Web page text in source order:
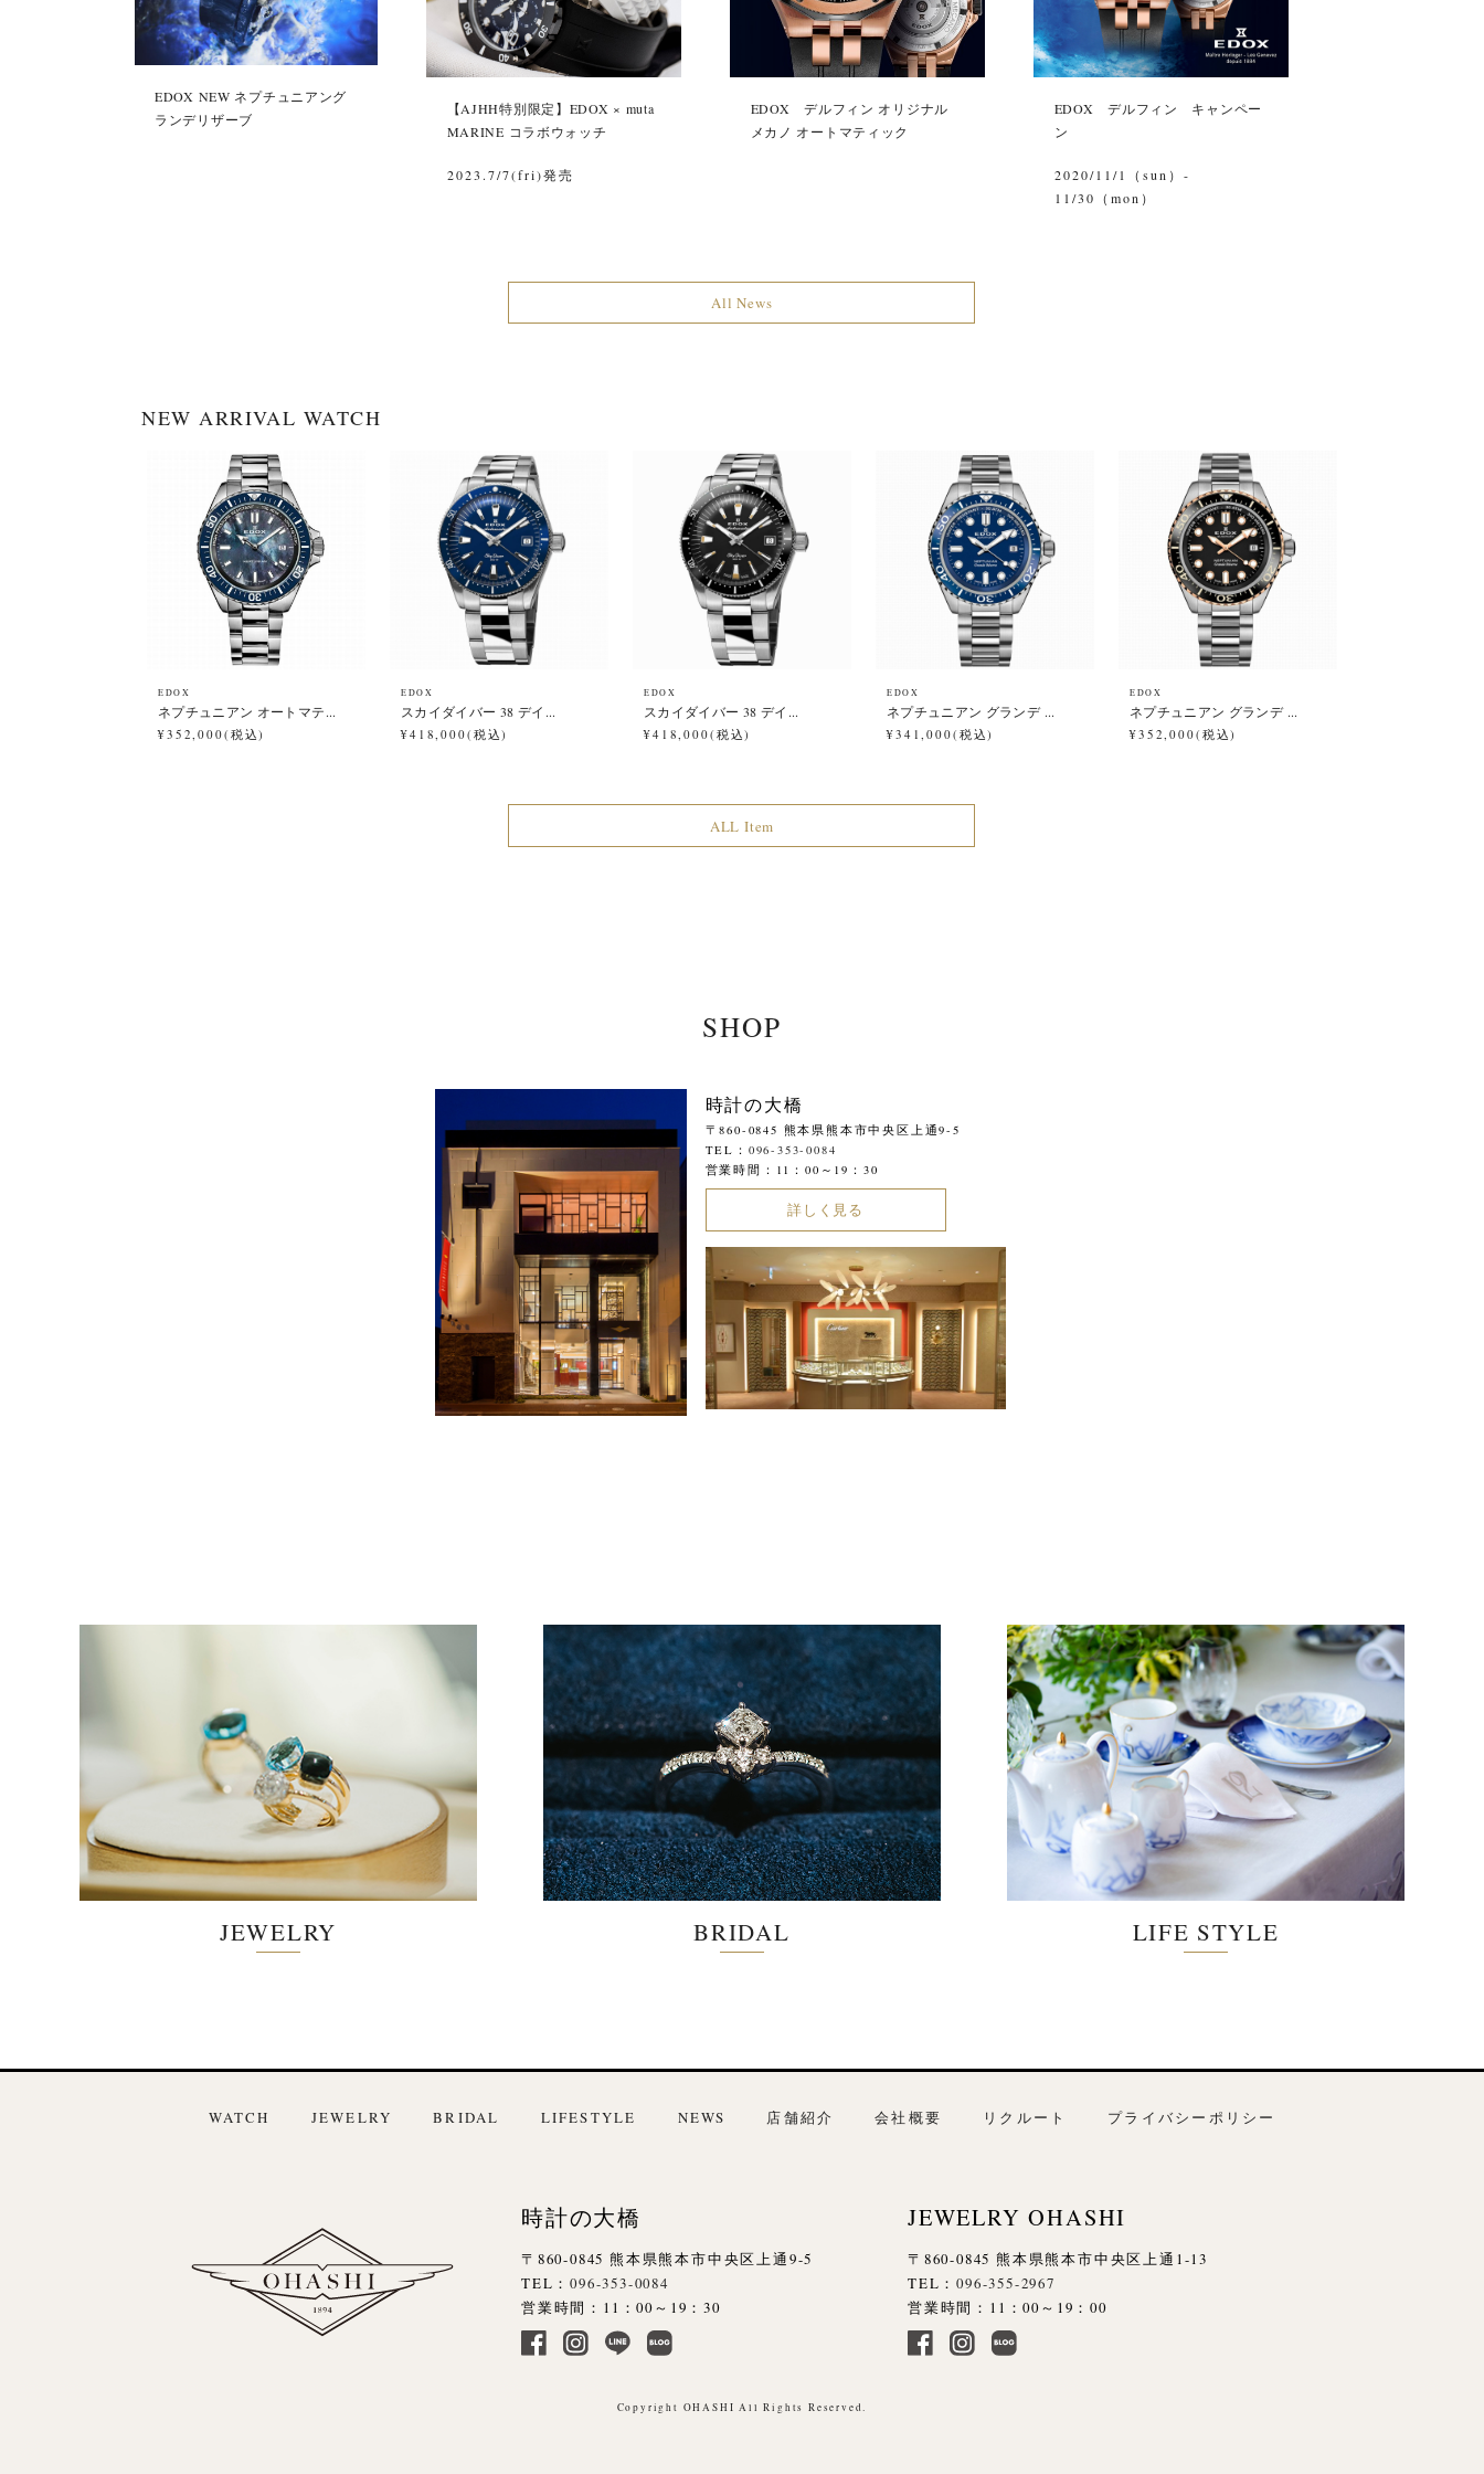
EDOX NEW ネプチュニアング
ランデリザーブ
【AJHH特別限定】EDOX × muta
MARINE コラボウォッチ
2023.7/7(fri)発売
EDOX デルフィン オリジナル
メカノ オートマティック
EDOX デルフィン キャンペー
ン
2020/11/1（sun）-
11/30（mon）
All News
NEW ARRIVAL WATCH
EDOX
ネプチュニアン オートマテ...
¥352,000(税込)
EDOX
スカイダイバー 38 デイ...
¥418,000(税込)
EDOX
スカイダイバー 38 デイ...
¥418,000(税込)
EDOX
ネプチュニアン グランデ ...
¥341,000(税込)
EDOX
ネプチュニアン グランデ ...
¥352,000(税込)
ALL Item
SHOP
時計の大橋
〒860-0845 熊本県熊本市中央区上通9-5
TEL： 096-353-0084
営業時間：11：00～19：30
詳しく見る
JEWELRY BRIDAL LIFE STYLE
WATCH JEWELRY BRIDAL LIFESTYLE NEWS 店舗紹介 会社概要 リクルート プライバシーポリシー
時計の大橋
〒860-0845 熊本県熊本市中央区上通9-5
TEL：096-353-0084
営業時間：11：00～19：30
JEWELRY OHASHI
〒860-0845 熊本県熊本市中央区上通1-13
TEL：096-355-2967
営業時間：11：00～19：00
Copyright OHASHI All Rights Reserved.